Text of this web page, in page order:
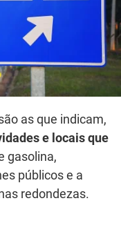
as que indicam,
e locais que
gasolina,
públicos e a
redondezas.